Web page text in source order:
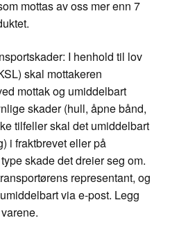
mottas av oss mer enn 7
I henhold til lov
skal mottakeren
mottak og umiddelbart
skader (hull, åpne bånd,
tilfeller skal det umiddelbart
i fraktbrevet eller på
skade det dreier seg om.
representant, og
via e-post. Legg